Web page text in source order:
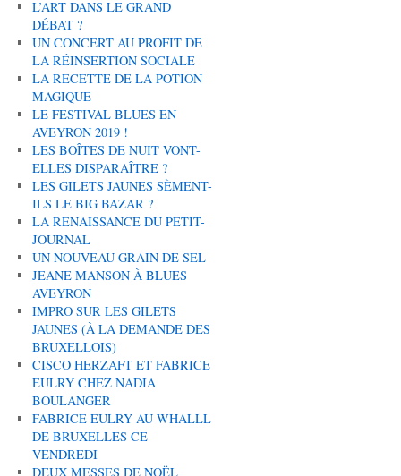
L’ART DANS LE GRAND
DÉBAT ?
UN CONCERT AU PROFIT DE
LA RÉINSERTION SOCIALE
LA RECETTE DE LA POTION
MAGIQUE
LE FESTIVAL BLUES EN
AVEYRON 2019 !
LES BOÎTES DE NUIT VONT-
ELLES DISPARAÎTRE ?
LES GILETS JAUNES SÈMENT-
ILS LE BIG BAZAR ?
LA RENAISSANCE DU PETIT-
JOURNAL
UN NOUVEAU GRAIN DE SEL
JEANE MANSON À BLUES
AVEYRON
IMPRO SUR LES GILETS
JAUNES (À LA DEMANDE DES
BRUXELLOIS)
CISCO HERZAFT ET FABRICE
EULRY CHEZ NADIA
BOULANGER
FABRICE EULRY AU WHALLL
DE BRUXELLES CE
VENDREDI
DEUX MESSES DE NOËL